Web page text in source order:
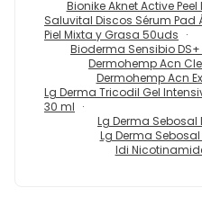
Bionike Aknet Active
Saluvital Discos Sérum Pad
Piel Mixta y Grasa 50uds
Bioderma Sensibio
Dermohemp Acn
Dermohemp Acn
Lg Derma Tricodil Gel
30 ml
Lg Derma Sebosal
Lg Derma
Idi